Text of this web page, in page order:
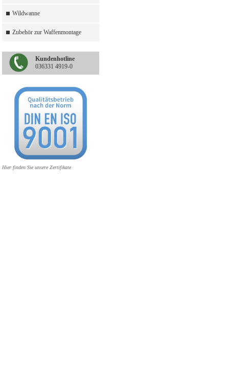
Wildwanne
Zubehör zur Waffenmontage
Kundenhotline
036331 4919-0
Hier finden Sie unsere Zertifikate